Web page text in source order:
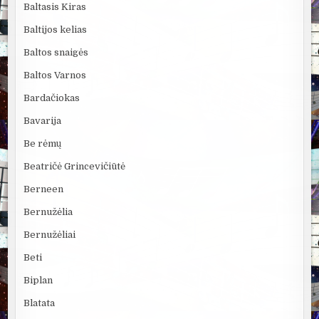
Baltasis Kiras
Baltijos kelias
Baltos snaigės
Baltos Varnos
Bardačiokas
Bavarija
Be rėmų
Beatričė Grincevičiūtė
Berneen
Bernužėlia
Bernužėliai
Beti
Biplan
Blatata